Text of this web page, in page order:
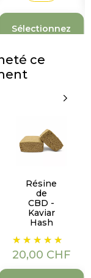
Sélectionnez
ce
Résine
de
CBD -
Kaviar
Hash
Prix
20,00 CHF